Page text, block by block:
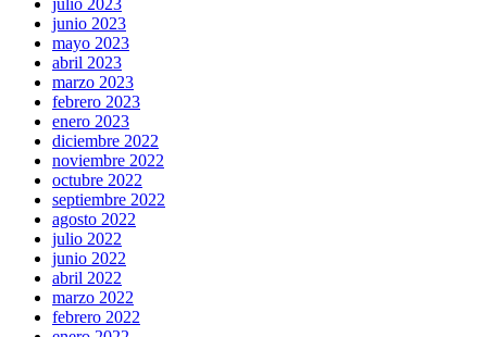
julio 2023
junio 2023
mayo 2023
abril 2023
marzo 2023
febrero 2023
enero 2023
diciembre 2022
noviembre 2022
octubre 2022
septiembre 2022
agosto 2022
julio 2022
junio 2022
abril 2022
marzo 2022
febrero 2022